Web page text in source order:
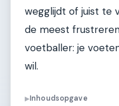
wegglijdt of juist te
de meest
voetballer: je
wil.
▶Inhoudsopgave